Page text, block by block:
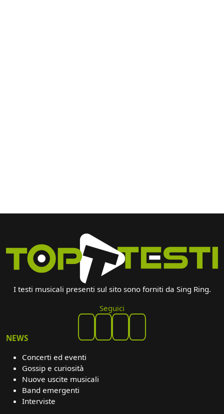
I testi musicali presenti sul sito sono forniti da Sing Ring.
Seguici
NEWS
Concerti ed eventi
Gossip e curiosità
Nuove uscite musicali
Band emergenti
Interviste